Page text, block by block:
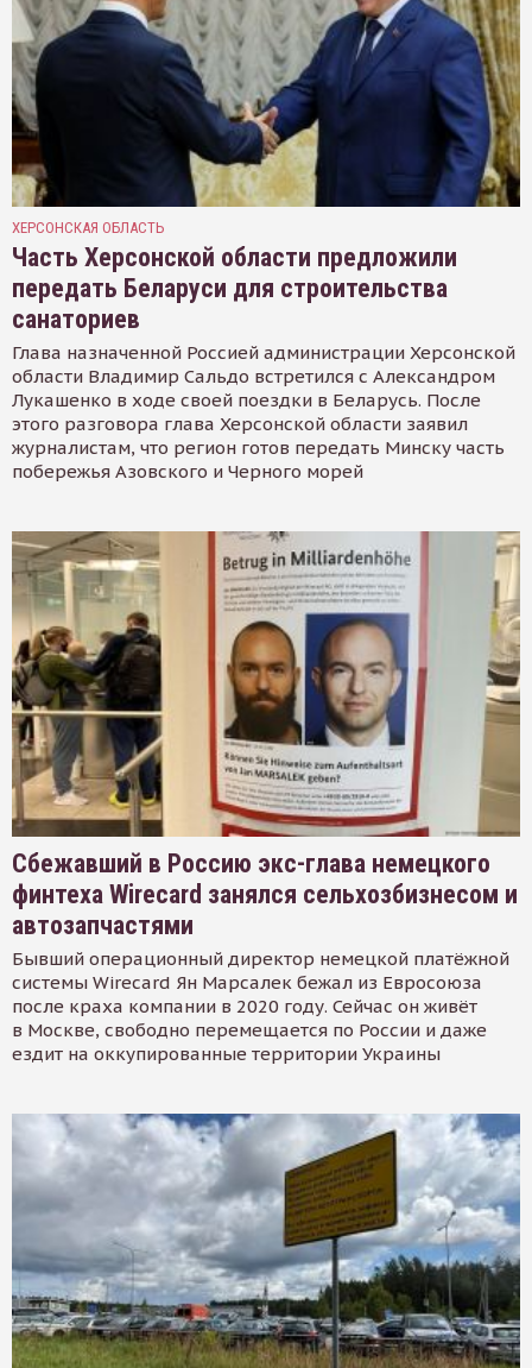
ХЕРСОНСКАЯ ОБЛАСТЬ
Часть Херсонской области предложили
передать Беларуси для строительства
санаториев
Глава назначенной Россией администрации Херсонской
области Владимир Сальдо встретился с Александром
Лукашенко в ходе своей поездки в Беларусь. После
этого разговора глава Херсонской области заявил
журналистам, что регион готов передать Минску часть
побережья Азовского и Черного морей
Сбежавший в Россию экс-глава немецкого
финтеха Wirecard занялся сельхозбизнесом и
автозапчастями
Бывший операционный директор немецкой платёжной
системы Wirecard Ян Марсалек бежал из Евросоюза
после краха компании в 2020 году. Сейчас он живёт
в Москве, свободно перемещается по России и даже
ездит на оккупированные территории Украины